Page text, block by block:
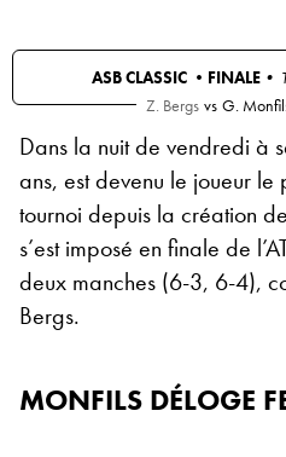
ASB CLASSIC • FINALE •
Z. Bergs vs G.
Dans la nuit de vendredi à
ans, est devenu le joueur
tournoi depuis la création
s’est imposé en finale de
deux manches (6-3, 6-4),
Bergs.
MONFILS DÉLOGE